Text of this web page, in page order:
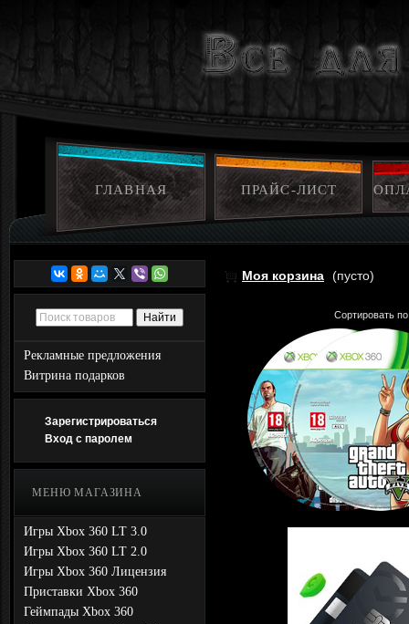
ГЛАВНАЯ ПРАЙС-ЛИСТ
Рекламные предложения
Витрина подарков
Зарегистрироваться
Вход с паролем
МЕНЮ МАГАЗИНА
Игры Xbox 360 LT 3.0
Игры Xbox 360 LT 2.0
Игры Xbox 360 Лицензия
Приставки Xbox 360
Геймпады Xbox 360
Моя корзина (пусто)
Сортировать